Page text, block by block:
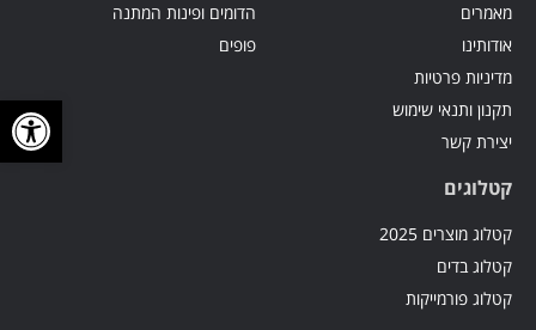
פתח
מאמרים
אודותינו
מדיניות פרטיות
תקנון ותנאי שימוש
יצירת קשר
הדומים ופינות המתנה
פופים
קטלוגים
קטלוג מוצרים 2025
קטלוג בדים
קטלוג פורמייקות